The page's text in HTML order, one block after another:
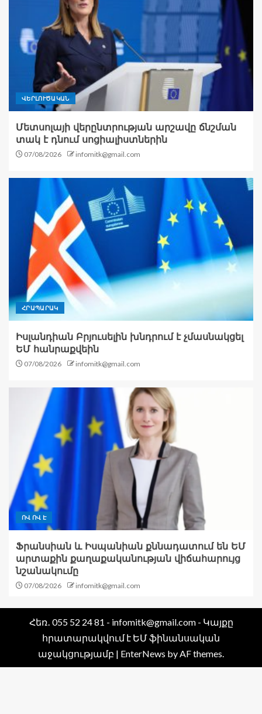
ՎԵՐԼՈՒԾԱԿԱՆ
Մետսոլայի վերընտրության արշավը ճնշման
տակ է դնում սոցիալիստներին
07/08/2026 infomitk@gmail.com
ՀՐԱՊԱՐԱԿ
Իսլանդիան Բրյուսելին խնդրում է չմասնակցել
ԵՄ հանրաքվեին
07/08/2026 infomitk@gmail.com
ՈՎ ՈՎ Է
Ֆրանսիան և Իսպանիան քննադատում են ԵՄ
արտաքին քաղաքականության վիճահարույց
նշանակումը
07/08/2026 infomitk@gmail.com
Հեռ․ 055 52 24 81 - infomitk@gmail.com - Կայքը
հրատարակվում է ԵՄ ֆինանսական
աջակցությամբ | EnterNews by AF themes.